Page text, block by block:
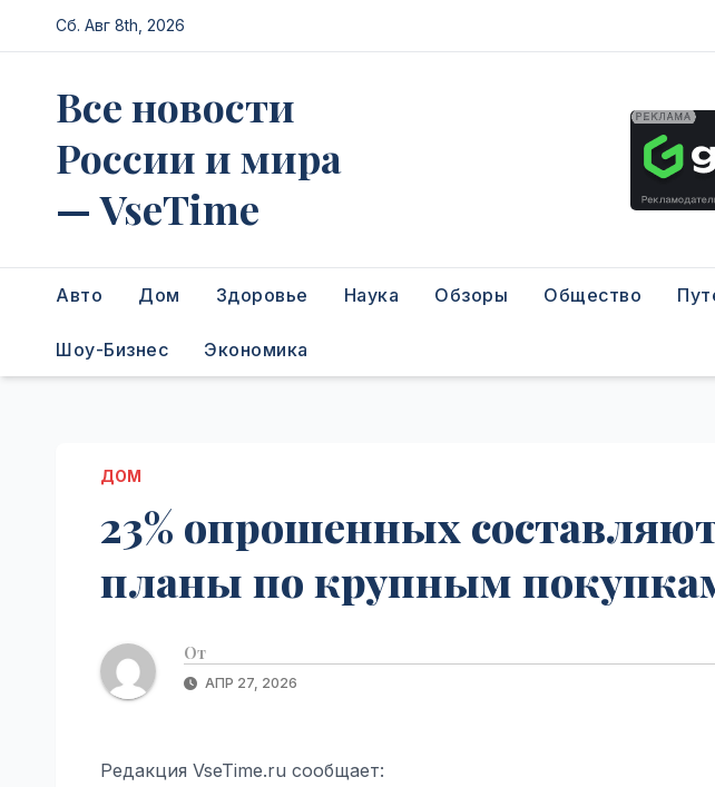
Перейти
к
Сб. Авг 8th, 2026
Все новости
России и мира
— VseTime
Авто Дом Здоровье Наука Обзоры Общество
Шоу-Бизнес Экономика
ДОМ
23% опрошенных
планы по крупным
От
АПР 27, 2026
Редакция VseTime.ru сообщает: